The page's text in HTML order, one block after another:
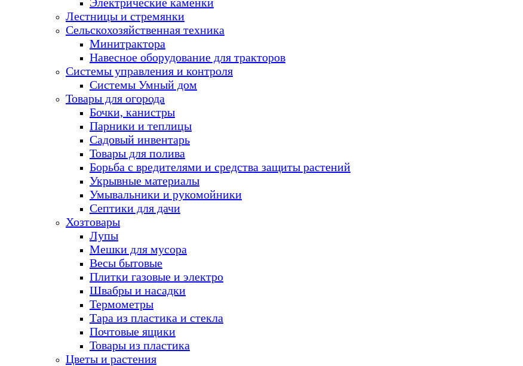
Лестницы и стремянки
Сельскохозяйственная техника
Минитрактора
Навесное оборудование для тракторов
Системы управления и контроля
Системы Умный дом
Товары для огорода
Бочки, канистры
Парники и теплицы
Садовый инвентарь
Товары для полива
Борьба с вредителями и средства защиты растений
Укрывные материалы
Умывальники и рукомойники
Септики для дачи
Хозтовары
Лупы
Мешки для мусора
Весы бытовые
Плитки газовые и электро
Швабры и насадки
Термометры
Тара из пластика и стекла
Почтовые ящики
Товары из пластика
Цветы и растения